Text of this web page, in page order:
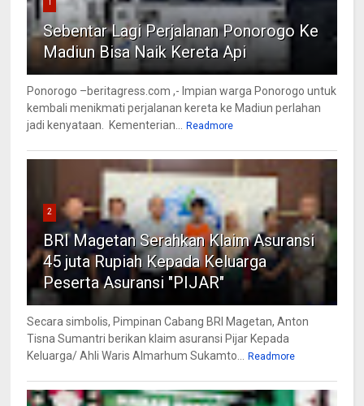
1
Sebentar Lagi Perjalanan Ponorogo Ke
Madiun Bisa Naik Kereta Api
Ponorogo –beritagress.com ,- Impian warga Ponorogo untuk
kembali menikmati perjalanan kereta ke Madiun perlahan
jadi kenyataan. Kementerian...
Readmore
2
BRI Magetan Serahkan Klaim Asuransi
45 juta Rupiah Kepada Keluarga
Peserta Asuransi "PIJAR"
Secara simbolis, Pimpinan Cabang BRI Magetan, Anton
Tisna Sumantri berikan klaim asuransi Pijar Kepada
Keluarga/ Ahli Waris Almarhum Sukamto...
Readmore